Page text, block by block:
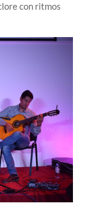
con ritmos